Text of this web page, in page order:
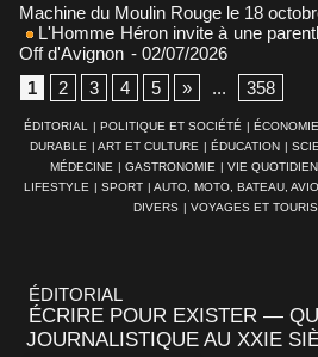
Machine du Moulin Rouge le 18
L'Homme Héron invite à une
Off d'Avignon - 02/07/2026
1
2 3 4 5 » ... 358
ÉDITORIAL | POLITIQUE ET SOCIÉTÉ | ÉCONOMIE
DURABLE | ART ET CULTURE | ÉDUCATION |
MÉDECINE | GASTRONOMIE | VIE
LIFESTYLE | SPORT | AUTO, MOTO, BATEAU,
DIVERS | VOYAGES ET
ÉDITORIAL
ÉCRIRE POUR EXISTER —
JOURNALISTIQUE AU XXIE